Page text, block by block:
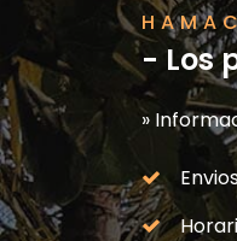
- Los
»